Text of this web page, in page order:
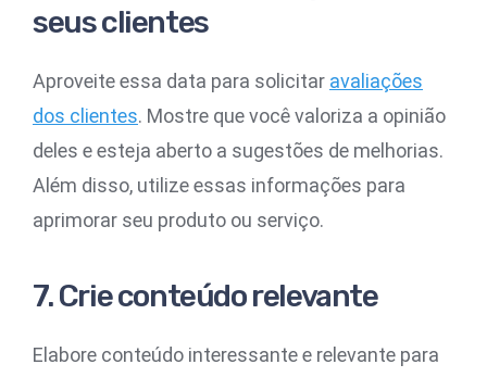
seus clientes
Aproveite essa data para solicitar avaliações
dos clientes. Mostre que você valoriza a opinião
deles e esteja aberto a sugestões de melhorias.
Além disso, utilize essas informações para
aprimorar seu produto ou serviço.
7. Crie conteúdo relevante
Elabore conteúdo interessante e relevante para